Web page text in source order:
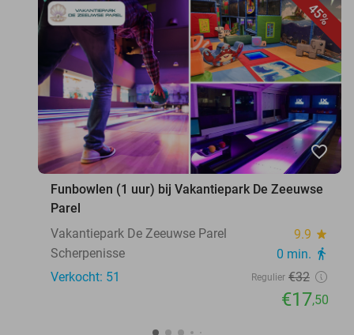
45%
favorite_border
Funbowlen (1 uur) bij Vakantiepark De Zeeuwse
Parel
Vakantiepark De Zeeuwse Parel
9.9 star
Scherpenisse 0 min. directions_walk
Verkocht: 51 Regulier €32
€17,50